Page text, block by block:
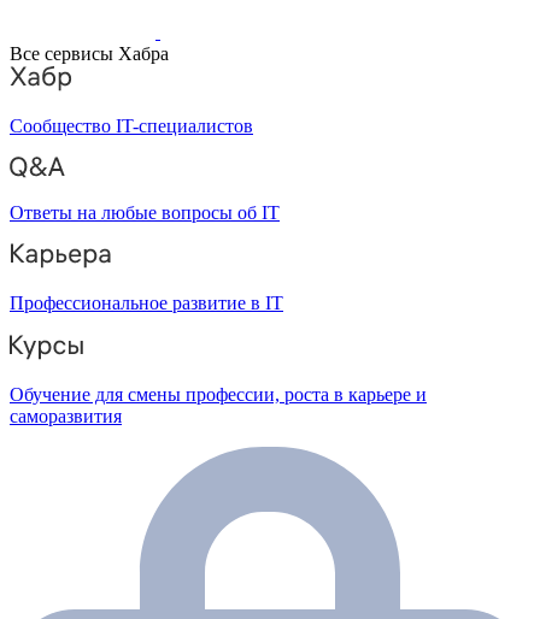
Все сервисы Хабра
Сообщество IT-специалистов
Ответы на любые вопросы об IT
Профессиональное развитие в IT
Обучение для смены профессии, роста в карьере и
саморазвития